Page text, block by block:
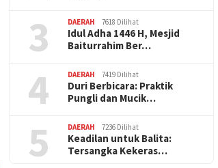
3 DAERAH 7618 Dilihat
Idul Adha 1446 H, Mesjid
Baiturrahim Ber…
4 DAERAH 7419 Dilihat
Duri Berbicara: Praktik
Pungli dan Mucik…
5 DAERAH 7236 Dilihat
Keadilan untuk Balita:
Tersangka Kekeras…